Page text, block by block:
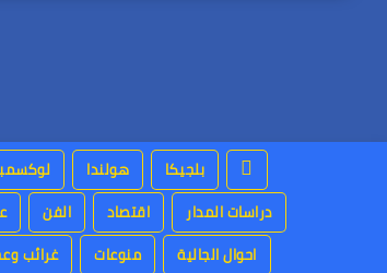
بلجيكا هولندا
دراسات المدار
اقتصاد الفن
احوال الجالية
منوعات غرائب